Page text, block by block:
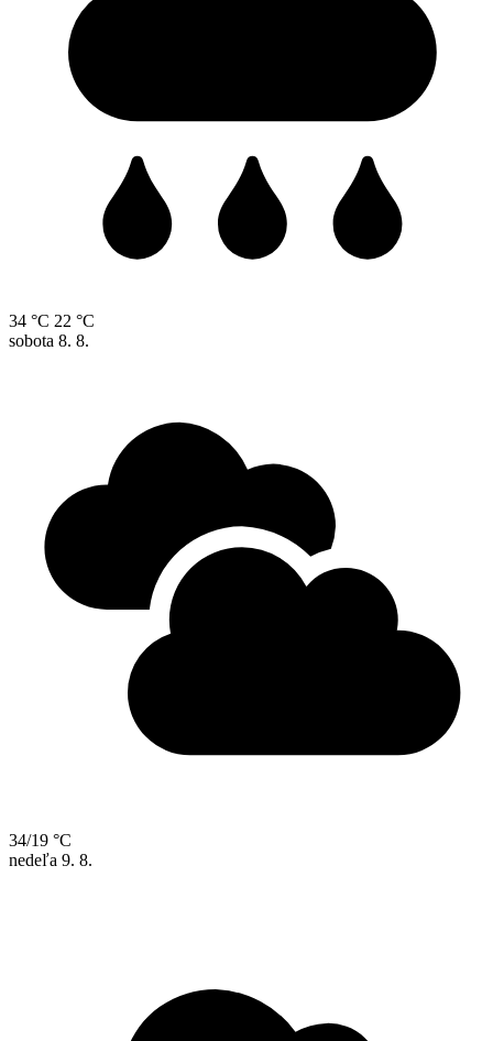
34 °C 22 °C
sobota 8. 8.
34/19 °C
nedeľa 9. 8.